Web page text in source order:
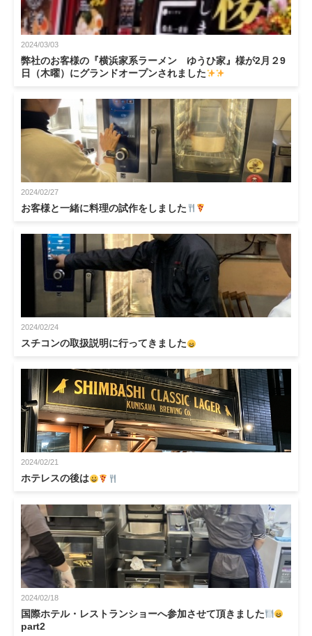
2024/03/03
弊社のお客様の『横浜家系ラーメン ゆうひ家』様が2月２9
日（木曜）にグランドオープンされました
2024/02/27
お客様と一緒に料理の試作をしました
2024/02/24
スチコンの取扱説明に行ってきました
2024/02/21
ホテレスの後は
2024/02/18
国際ホテル・レストランショーへ参加させて頂きました
part2